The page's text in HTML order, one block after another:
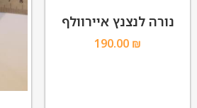
נורה לנצנץ איירוולף
190.00 ₪